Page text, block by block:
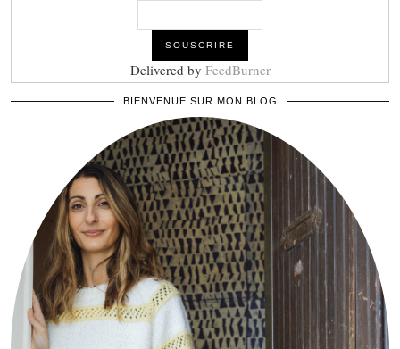
Delivered by FeedBurner
BIENVENUE SUR MON BLOG